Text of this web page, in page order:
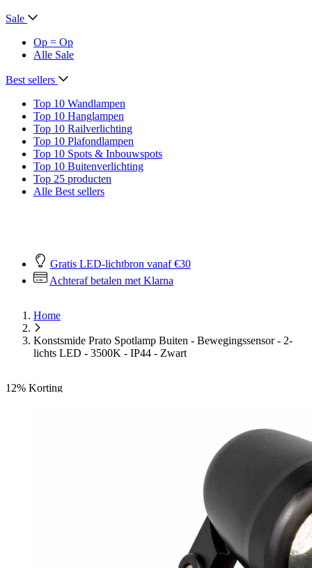
Sale
Op = Op
Alle Sale
Best sellers
Top 10 Wandlampen
Top 10 Hanglampen
Top 10 Railverlichting
Top 10 Plafondlampen
Top 10 Spots & Inbouwspots
Top 10 Buitenverlichting
Top 25 producten
Alle Best sellers
Gratis LED-lichtbron vanaf €30
Achteraf betalen met Klarna
Home
Konstsmide Prato Spotlamp Buiten - Bewegingssensor - 2-
lichts LED - 3500K - IP44 - Zwart
12% Korting